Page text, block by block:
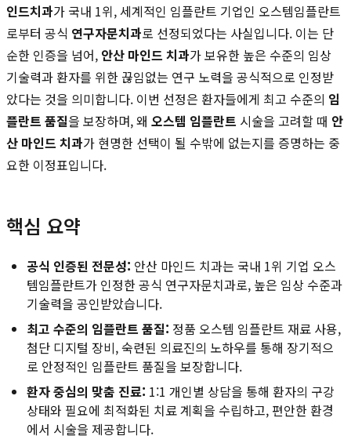
인드치과가 국내 1위, 세계적인 임플란트 기업인 오스템임플란트
로부터 공식 연구자문치과로 선정되었다는 사실입니다. 이는 단
순한 인증을 넘어, 안산 마인드 치과가 보유한 높은 수준의 임상
기술력과 환자를 위한 끊임없는 연구 노력을 공식적으로 인정받
았다는 것을 의미합니다. 이번 선정은 환자들에게 최고 수준의 임
플란트 품질을 보장하며, 왜 오스템 임플란트 시술을 고려할 때 안
산 마인드 치과가 현명한 선택이 될 수밖에 없는지를 증명하는 중
요한 이정표입니다.
핵심 요약
공식 인증된 전문성: 안산 마인드 치과는 국내 1위 기업 오스
템임플란트가 인정한 공식 연구자문치과로, 높은 임상 수준과
기술력을 공인받았습니다.
최고 수준의 임플란트 품질: 정품 오스템 임플란트 재료 사용,
첨단 디지털 장비, 숙련된 의료진의 노하우를 통해 장기적으
로 안정적인 임플란트 품질을 보장합니다.
환자 중심의 맞춤 진료: 1:1 개인별 상담을 통해 환자의 구강
상태와 필요에 최적화된 치료 계획을 수립하고, 편안한 환경
에서 시술을 제공합니다.